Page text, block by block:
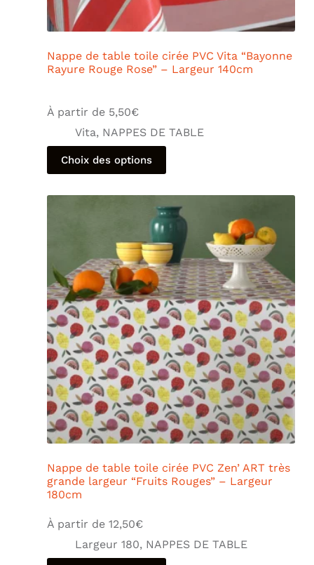
Nappe de table toile cirée PVC Vita “Bayonne
Rayure Rouge Rose” – Largeur 140cm
À partir de 5,50€
Vita, NAPPES DE TABLE
Choix des options
Nappe de table toile cirée PVC Zen’ ART très
grande largeur “Fruits Rouges” – Largeur
180cm
À partir de 12,50€
Largeur 180, NAPPES DE TABLE